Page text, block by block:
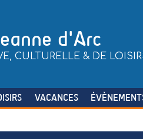
d'Arc
CULTURELLE & DE
VACANCES